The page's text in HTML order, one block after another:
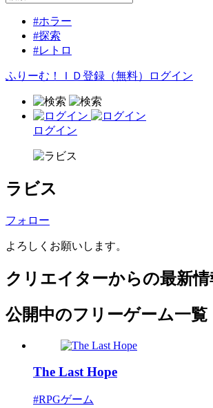
#ホラー
#探索
#レトロ
ふりーむ！ＩＤ登録（無料） ログイン
ログイン
ラビス
フォロー
よろしくお願いします。
クリエイターからの最新情
公開中のフリーゲーム一覧
The Last Hope
#RPGゲーム